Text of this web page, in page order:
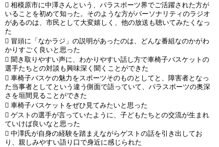
 相模原市に中澤さんという、パラスポーツ界でご活躍された方が
いることを初めて知った。そのような方がパーソナリティのラジオ
があるのは、市民として大変嬉しく、他の放送も聴いてみたくなっ
た
 冒頭に「なかラジ」の説明があったのは、どんな番組なのかがわ
かりすごく良いと思った
 聞き取りやすい声に、わかりやすい話し方で車椅子バスケットの
選手たちとの対談も興味深く聞くことができた
 車椅子バスケの魅力をスポーツそのものとしてと、障害者となっ
た当事者としてという違う側面で語っていて、パラスポーツの奥深
さを垣間見ることができた
 車椅子バスケットをぜひ見てみたいと思った
 ゲストの選手が言っていたように、子どもたちとの交流が生まれ
ていけば良いなと思った
 中澤氏が自身の経験を踏まえながらゲストの話を引き出してお
り、親しみやすい語り口で身近に感じられた